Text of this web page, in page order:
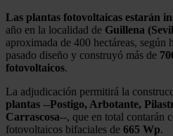
Las plantas fotovoltaicas estarán
año en la localidad de Guillena
aproximada de 400 hectáreas,
pasado diseño y construyó más de
fotovoltaicos.
La adjudicación permitirá la
plantas --Postigo, Arbotante,
Carrascosa--, que en total contarán
fotovoltaicos bifaciales de 665 Wp.